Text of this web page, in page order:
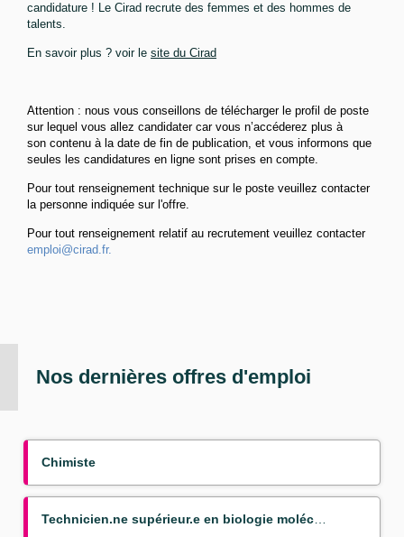
candidature ! Le Cirad recrute des femmes et des hommes de
talents.
En savoir plus ? voir le site du Cirad
Attention : nous vous conseillons de télécharger le profil de poste
sur lequel vous allez candidater car vous n’accéderez plus à
son contenu à la date de fin de publication, et vous informons que
seules les candidatures en ligne sont prises en compte.
Pour tout renseignement technique sur le poste veuillez contacter
la personne indiquée sur l'offre.
Pour tout renseignement relatif au recrutement veuillez contacter
emploi@cirad.fr.
Nos dernières offres d'emploi
Chimiste